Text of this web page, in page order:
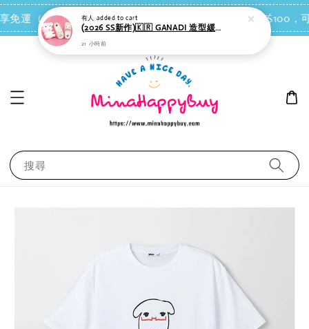
運（台灣離島地區除外） 會員每消費NT$100，
搜尋
(2026 SS新作)🇰🇷 GANADI 造型緩衝拖鞋（奶白色）＊室內或戶外皆適合
21 小時前